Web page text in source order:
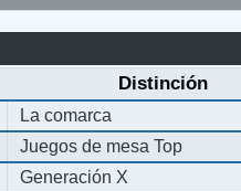
Distinción
La comarca
Juegos de mesa Top
Generación X